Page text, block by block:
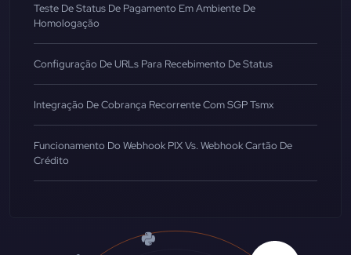
Teste De Status De Pagamento Em Ambiente De
Homologação
Configuração De URLs Para Recebimento De Status
Integração De Cobrança Recorrente Com SGP Tsmx
Funcionamento Do Webhook PIX Vs. Webhook Cartão De
Crédito